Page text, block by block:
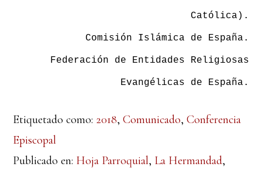
Católica).
Comisión Islámica de España.
Federación de Entidades Religiosas
Evangélicas de España.
Etiquetado como: 2018,Comunicado,Conferencia
Episcopal
Publicado en: Hoja Parroquial, La Hermandad,